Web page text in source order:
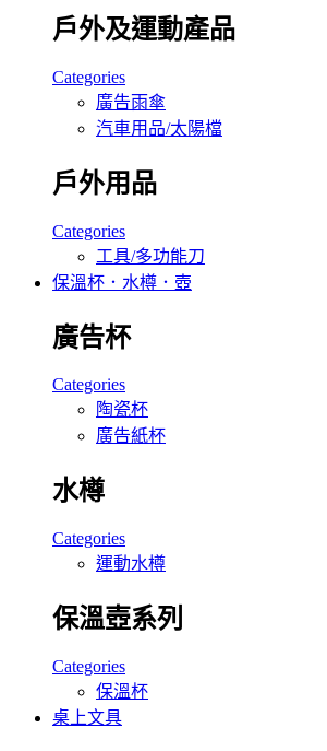
戶外及運動產品
Categories
廣告雨傘
汽車用品/太陽檔
戶外用品
Categories
工具/多功能刀
保溫杯．水樽．壺
廣告杯
Categories
陶瓷杯
廣告紙杯
水樽
Categories
運動水樽
保溫壺系列
Categories
保溫杯
桌上文具